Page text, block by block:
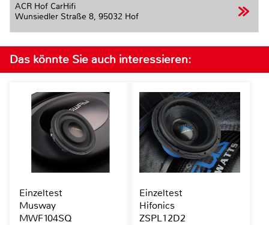
ACR Hof CarHifi
Wunsiedler Straße 8, 95032 Hof
Das könnte Sie auch interessieren:
Einzeltest
Musway
MWF104SQ
Einzeltest
Hifonics
ZSPL12D2